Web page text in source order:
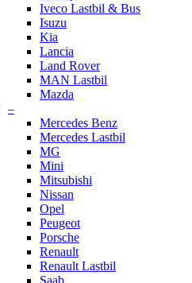
Iveco Lastbil & Bus
Isuzu
Kia
Lancia
Land Rover
MAN Lastbil
Mazda
–
Mercedes Benz
Mercedes Lastbil
MG
Mini
Mitsubishi
Nissan
Opel
Peugeot
Porsche
Renault
Renault Lastbil
Saab